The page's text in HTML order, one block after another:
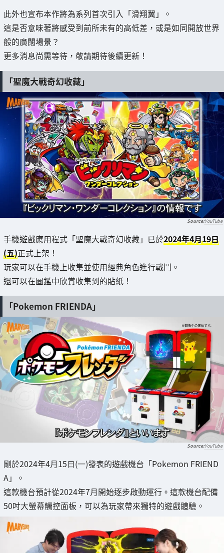
此外也宣布本作將為系列首次引入「滑翔翼」。
這是否意味著將感受到前所未有的高低差，或是如同開放世界
般的廣闊場景？
更多消息尚需等待，敬請期待後續更新！
「聖魔大戰奇幻收藏」
YouTube
手機遊戲應用程式「聖魔大戰奇幻收藏」已於2024年4月19日
(五)正式上架！
玩家可以在手機上收集並使用經典角色進行戰鬥。
還可以在圖鑑中欣賞收集到的貼紙！
「Pokemon FRIENDA」
YouTube
剛於2024年4月15日(一)發表的遊戲機台「Pokemon FRIEND
A」。
這款機台預計從2024年7月開始逐步啟動運行。這款機台配備
50吋大螢幕觸控面板，可以為玩家帶來獨特的遊戲體驗。